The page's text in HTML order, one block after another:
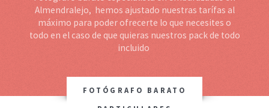
Almendralejo, hemos ajustado nuestras tarífas al
máximo para poder ofrecerte lo que necesites o
todo en el caso de que quieras nuestros pack de todo
incluido
FOTÓGRAFO BARATO